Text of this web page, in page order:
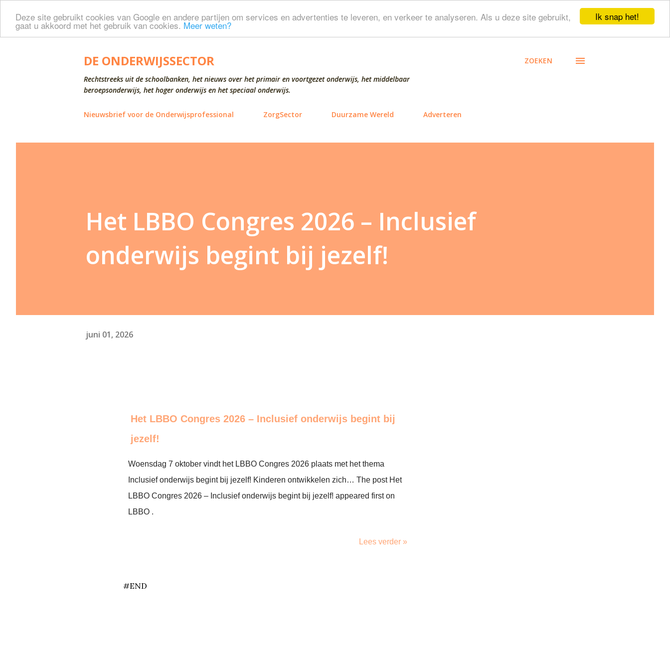
Ik snap het!
Deze site gebruikt cookies van Google en andere partijen om services en advertenties te leveren, en verkeer te analyseren. Als u deze site gebruikt,
gaat u akkoord met het gebruik van cookies. Meer weten?
Doorgaan naar hoofdcontent
DE ONDERWIJSSECTOR
Rechtstreeks uit de schoolbanken, het nieuws over het primair en voortgezet onderwijs, het middelbaar
beroepsonderwijs, het hoger onderwijs en het speciaal onderwijs.
ZOEKEN
Nieuwsbrief voor de Onderwijsprofessional ZorgSector Duurzame Wereld Adverteren
Het LBBO Congres 2026 – Inclusief
onderwijs begint bij jezelf!
juni 01, 2026
Het LBBO Congres 2026 – Inclusief onderwijs begint bij
jezelf!
Woensdag 7 oktober vindt het LBBO Congres 2026 plaats met het thema
Inclusief onderwijs begint bij jezelf! Kinderen ontwikkelen zich… The post Het
LBBO Congres 2026 – Inclusief onderwijs begint bij jezelf! appeared first on
LBBO .
Lees verder »
#END